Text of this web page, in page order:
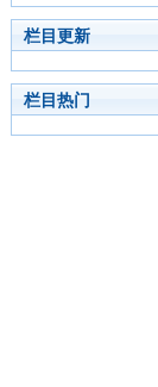
栏目更新
栏目热门